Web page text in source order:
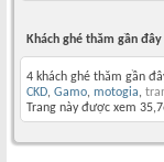
Khách ghé thăm gần đây
4 khách ghé thăm gần
CKD, Gamo, motogia,
Trang này được xem